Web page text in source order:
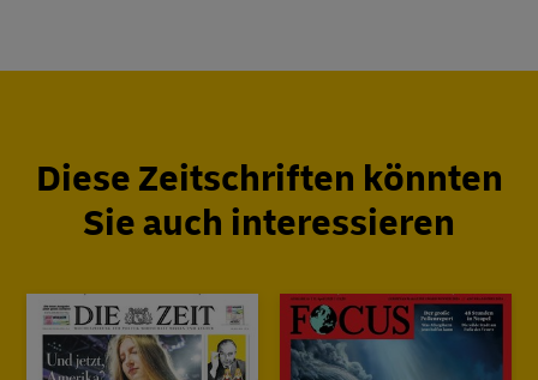
Diese Zeitschriften könnten
Sie auch interessieren